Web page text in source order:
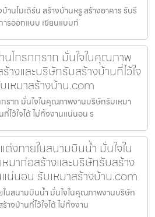
นโมเดิร์น สร้างบ้านหรู สร้างอาคาร รับรี
ารออกแบบ เขียนแบบก่
โกรกกราก มั่นใจในคุณภาพ
างและบริษัทรับสร้างบ้านที่ไว้ใจ
เหมาสร้างบ้าน.com
ราก มั่นใจในคุณภาพงานบริษัทรับเหมา
ไว้ใจได้ ไม่ทิ้งงานแน่นอน ร
งภายในสนามบินน้ำ มั่นใจใน
าก่อสร้างและบริษัทรับสร้าง
แน่นอน รับเหมาสร้างบ้าน.com
นสนามบินน้ำ มั่นใจในคุณภาพงานบริษัท
างบ้านที่ไว้ใจได้ ไม่ทิ้งงาน